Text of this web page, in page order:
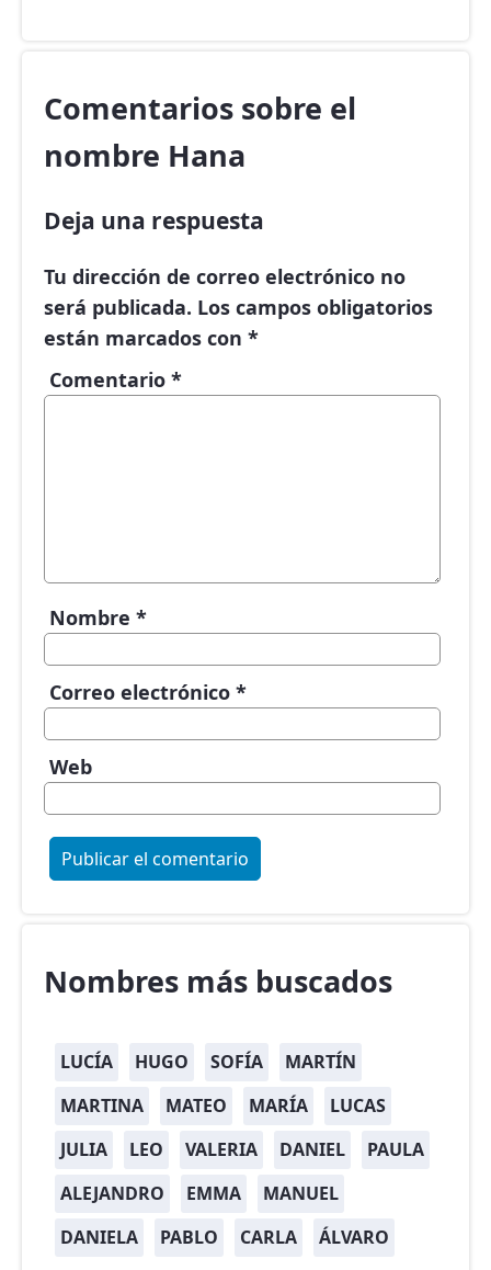
Comentarios sobre el
nombre Hana
Deja una respuesta
Tu dirección de correo electrónico no
será publicada. Los campos obligatorios
están marcados con *
Comentario *
Nombre *
Correo electrónico *
Web
Nombres más buscados
LUCÍA HUGO SOFÍA
MARTÍN
MARTINA
MATEO MARÍA
LUCAS
JULIA
LEO VALERIA DANIEL
PAULA
ALEJANDRO
EMMA
MANUEL
DANIELA
PABLO CARLA ÁLVARO